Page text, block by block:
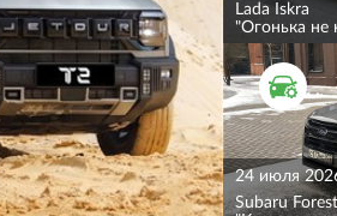
Lada Iskra
"Огонька не
24 июля
Subaru